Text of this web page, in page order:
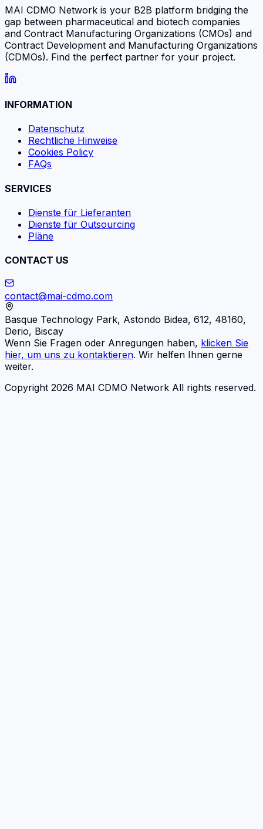
MAI CDMO Network is your B2B platform bridging the
gap between pharmaceutical and biotech companies
and Contract Manufacturing Organizations (CMOs) and
Contract Development and Manufacturing Organizations
(CDMOs). Find the perfect partner for your project.
INFORMATION
Datenschutz
Rechtliche Hinweise
Cookies Policy
FAQs
SERVICES
Dienste für Lieferanten
Dienste für Outsourcing
Pläne
CONTACT US
contact@mai-cdmo.com
Basque Technology Park, Astondo Bidea, 612, 48160,
Derio, Biscay
Wenn Sie Fragen oder Anregungen haben, klicken Sie
hier, um uns zu kontaktieren. Wir helfen Ihnen gerne
weiter.
Copyright 2026 MAI CDMO Network All rights reserved.